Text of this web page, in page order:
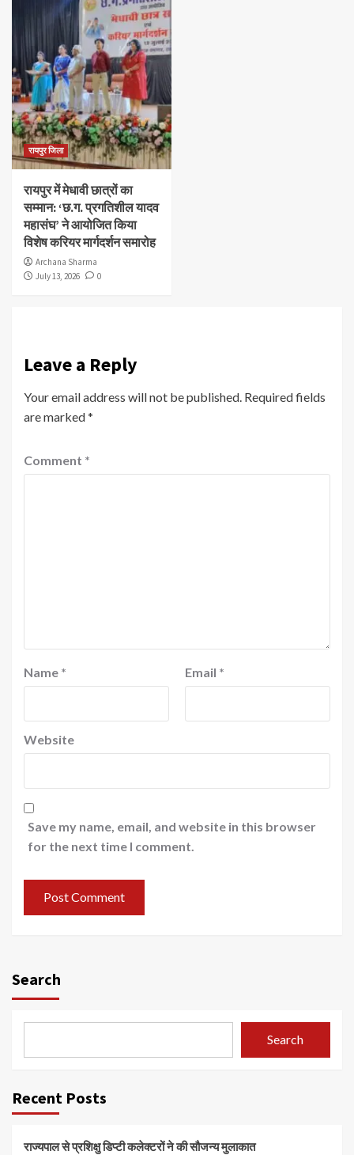
रायपुर जिला
रायपुर में मेधावी छात्रों का
सम्मान: ‘छ.ग. प्रगतिशील यादव
महासंघ’ ने आयोजित किया
विशेष करियर मार्गदर्शन समारोह
Archana Sharma
July 13, 2026
0
Leave a Reply
Your email address will not be published. Required fields
are marked*
Comment *
Name * Email *
Website
Save my name, email, and website in this browser
for the next time I comment.
Search
Search
Recent Posts
राज्यपाल से प्रशिक्षु डिप्टी कलेक्टरों ने की सौजन्य मुलाकात